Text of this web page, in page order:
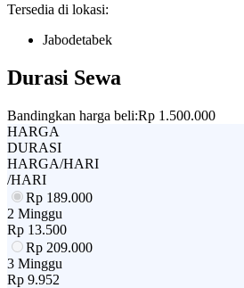
Tersedia di lokasi:
Jabodetabek
Durasi Sewa
Bandingkan harga beli:Rp 1.500.000
HARGA
DURASI
HARGA/HARI
/HARI
Rp 189.000
2 Minggu
Rp 13.500
Rp 209.000
3 Minggu
Rp 9.952